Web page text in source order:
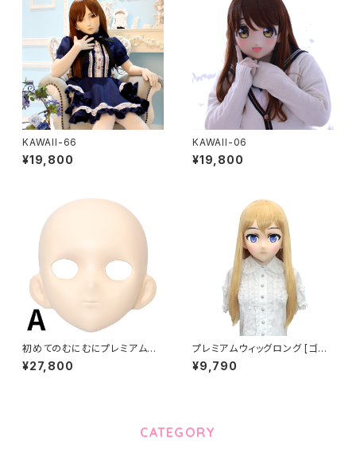
KAWAII-66
¥19,800
KAWAII-06
¥19,800
初めてのむにむにプレミアムセ
ット FRP製
¥27,800
プレミアムウィッグロング [ゴー
ルド] Premium Wig Long Go
ld
¥9,790
CATEGORY